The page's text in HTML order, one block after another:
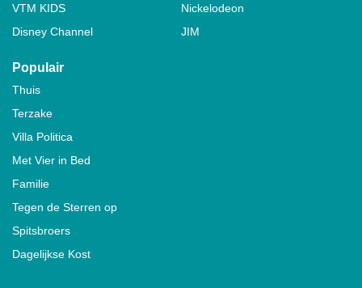
VTM KIDS
Nickelodeon
Disney Channel
JIM
Populair
Thuis
Terzake
Villa Politica
Met Vier in Bed
Familie
Tegen de Sterren op
Spitsbroers
Dagelijkse Kost